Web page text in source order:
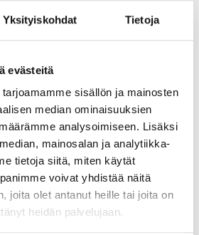
Yksityiskohdat Tietoja
evästeitä
sisällön ja mainosten
median ominaisuuksien
analysoimiseen. Lisäksi
mainosalan ja analytiikka-
tietoja siitä, miten käytät
voivat yhdistää näitä
joita olet antanut heille tai joita on
heidän palvelujaan.
11
hakemaan kokemusta!
nuorille tai kokemattomille
esittäjäkokemusta kaipaaville.
jatkoon” – rohkeasti mukaan!
ohjeet:
3) Kylmäveriset